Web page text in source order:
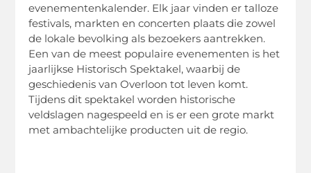
evenementenkalender. Elk jaar vinden er talloze
festivals, markten en concerten plaats die zowel
de lokale bevolking als bezoekers aantrekken.
Een van de meest populaire evenementen is het
jaarlijkse Historisch Spektakel, waarbij de
geschiedenis van Overloon tot leven komt.
Tijdens dit spektakel worden historische
veldslagen nagespeeld en is er een grote markt
met ambachtelijke producten uit de regio.